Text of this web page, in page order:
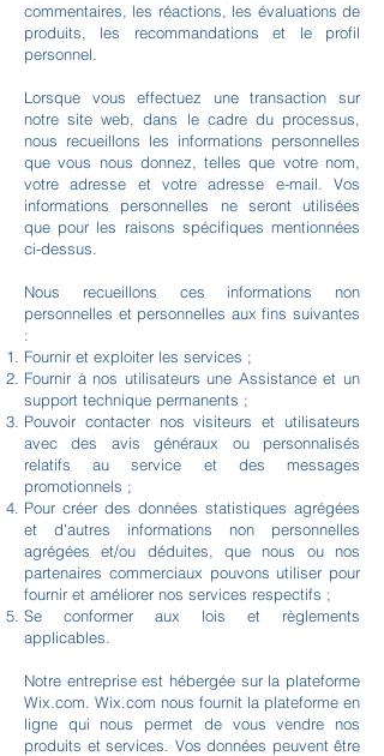
commentaires, les réactions, les évaluations de
produits, les recommandations et le profil
personnel.
Lorsque vous effectuez une transaction sur
notre site web, dans le cadre du processus,
nous recueillons les informations personnelles
que vous nous donnez, telles que votre nom,
votre adresse et votre adresse e-mail. Vos
informations personnelles ne seront utilisées
que pour les raisons spécifiques mentionnées
ci-dessus.
Nous recueillons ces informations non
personnelles et personnelles aux fins suivantes
:
Fournir et exploiter les services ;
Fournir à nos utilisateurs une Assistance et un
support technique permanents ;
Pouvoir contacter nos visiteurs et utilisateurs
avec des avis généraux ou personnalisés
relatifs au service et des messages
promotionnels ;
Pour créer des données statistiques agrégées
et d'autres informations non personnelles
agrégées et/ou déduites, que nous ou nos
partenaires commerciaux pouvons utiliser pour
fournir et améliorer nos services respectifs ;
Se conformer aux lois et règlements
applicables.
Notre entreprise est hébergée sur la plateforme
Wix.com. Wix.com nous fournit la plateforme en
ligne qui nous permet de vous vendre nos
produits et services. Vos données peuvent être